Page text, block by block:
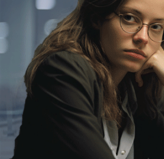
вчера в 21:11
Общество
Арзгир вошел в десятку
мест России
Влажность воздуха